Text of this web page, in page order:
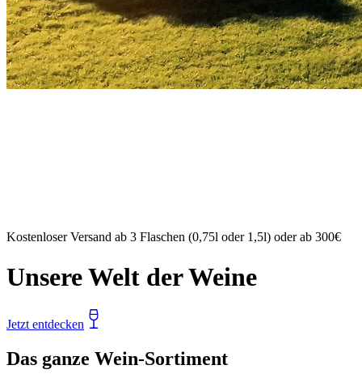
Kostenloser Versand ab 3 Flaschen (0,75l oder 1,5l) oder ab 300€
Unsere Welt der Weine
Jetzt entdecken
Das ganze Wein-Sortiment